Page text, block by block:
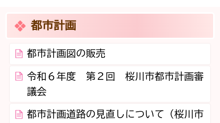
都市計画
都市計画図の販売
令和６年度 第２回 桜川市都市計画審
議会
都市計画道路の見直しについて（桜川市